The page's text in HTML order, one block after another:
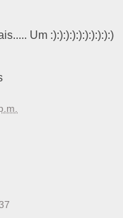
Um :):):):):):):):):):)